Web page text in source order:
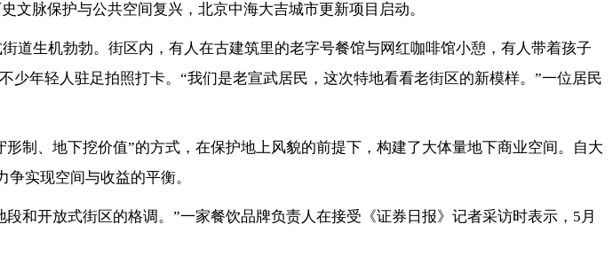
文脉保护与公共空间复兴，北京中海大吉城市更新项目启动。
道生机勃勃。街区内，有人在古建筑里的老字号餐馆与网红咖啡馆小憩，有人带着孩子
年轻人驻足拍照打卡。“我们是老宣武居民，这次特地看看老街区的新模样。”一位居民
制、地下挖价值”的方式，在保护地上风貌的前提下，构建了大体量地下商业空间。自大
实现空间与收益的平衡。
和开放式街区的格调。”一家餐饮品牌负责人在接受《证券日报》记者采访时表示，5月